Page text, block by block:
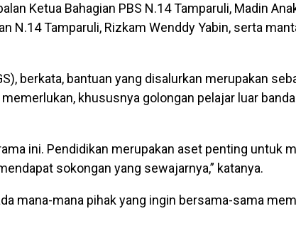
Ketua Bahagian PBS N.14 Tamparuli, Madin
N.14 Tamparuli, Rizkam Wenddy Yabin, serta
berkata, bantuan yang disalurkan merupakan
khususnya golongan pelajar luar
ini. Pendidikan merupakan aset penting untuk
sokongan yang sewajarnya,” katanya.
mana-mana pihak yang ingin bersama-sama